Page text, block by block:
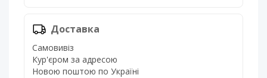
Доставка
Самовивіз
Кур'єром за адресою
Новою поштою по Україні